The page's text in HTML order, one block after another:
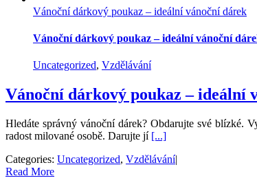
Vánoční dárkový poukaz – ideální vánoční dárek
Vánoční dárkový poukaz – ideální vánoční
Uncategorized, Vzdělávání
Vánoční dárkový poukaz – ideální
Hledáte správný vánoční dárek? Obdarujte své blízké.
radost milované osobě. Darujte jí [...]
Categories: Uncategorized, Vzdělávání|
Read More